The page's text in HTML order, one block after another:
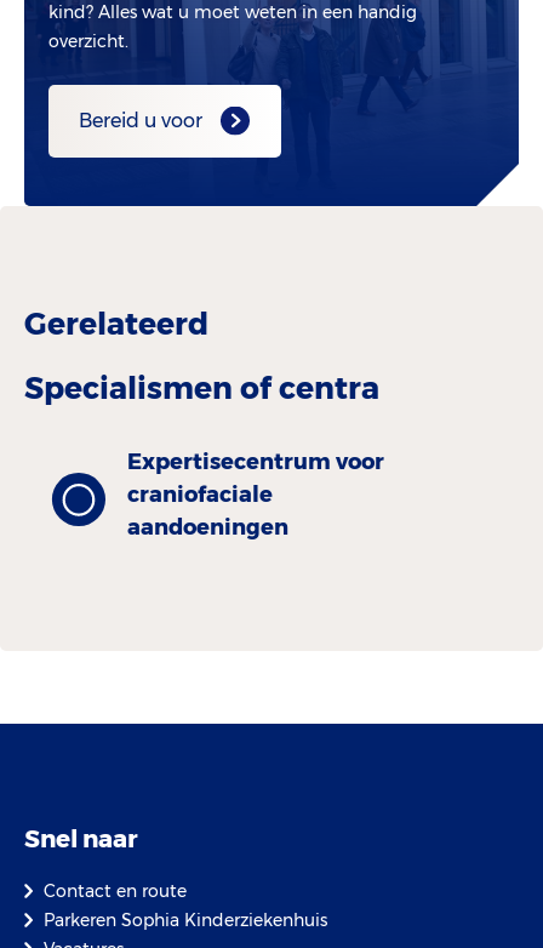
kind? Alles wat u moet weten in een handig
overzicht.
Bereid u voor
Gerelateerd
Specialismen of centra
Expertisecentrum voor
craniofaciale
aandoeningen
Snel naar
Contact en route
Parkeren Sophia Kinderziekenhuis